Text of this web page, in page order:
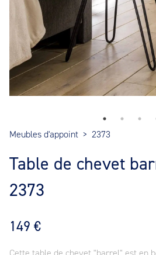
Meubles d'appoint > 2373
Table de chevet
2373
149 €